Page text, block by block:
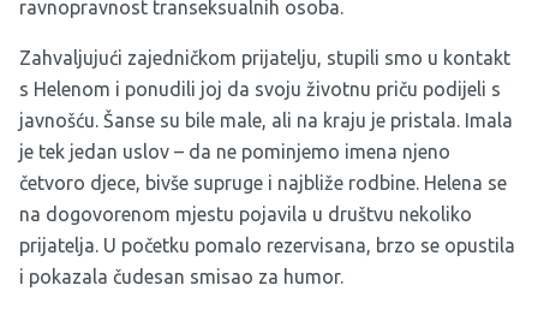
ravnopravnost transeksualnih osoba.
Zahvaljujući zajedničkom prijatelju, stupili smo u kontakt
s Helenom i ponudili joj da svoju životnu priču podijeli s
javnošću. Šanse su bile male, ali na kraju je pristala. Imala
je tek jedan uslov – da ne pominjemo imena njeno
četvoro djece, bivše supruge i najbliže rodbine. Helena se
na dogovorenom mjestu pojavila u društvu nekoliko
prijatelja. U početku pomalo rezervisana, brzo se opustila
i pokazala čudesan smisao za humor.